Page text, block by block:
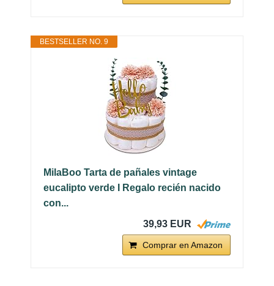
BESTSELLER NO. 9
MilaBoo Tarta de pañales vintage
eucalipto verde I Regalo recién nacido
con...
39,93 EUR
Comprar en Amazon